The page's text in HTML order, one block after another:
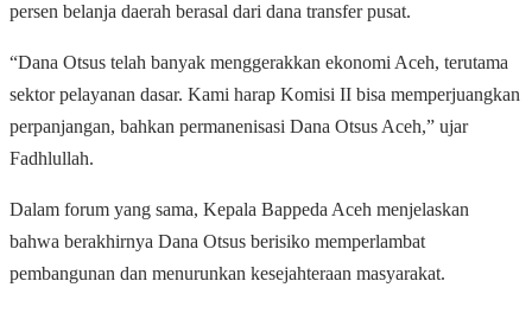
persen belanja daerah berasal dari dana transfer pusat.
“Dana Otsus telah banyak menggerakkan ekonomi Aceh, terutama
sektor pelayanan dasar. Kami harap Komisi II bisa memperjuangkan
perpanjangan, bahkan permanenisasi Dana Otsus Aceh,” ujar
Fadhlullah.
Dalam forum yang sama, Kepala Bappeda Aceh menjelaskan
bahwa berakhirnya Dana Otsus berisiko memperlambat
pembangunan dan menurunkan kesejahteraan masyarakat.